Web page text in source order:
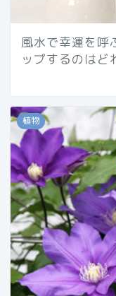
風水で幸運を呼
ップするのはど
植物